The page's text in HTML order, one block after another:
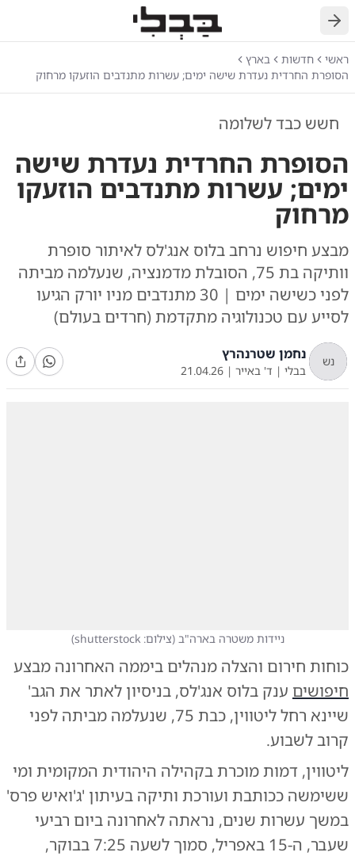
חזרה
ראשי חדשות
בארץ
הסופרת החרדית נעדרת שישה ימים; עשרות מתנדבים הוזעקו מרחוק
חשש כבד לשלומה
הסופרת החרדית נעדרת שישה
ימים; עשרות מתנדבים הוזעקו
מרחוק
מבצע חיפוש נרחב בלוס אנג'לס לאיתור סופרת
וותיקה בת 75, הסובלת מדמנציה, שנעלמה מביתה
לפני כשישה ימים | 30 מתנדבים מניו יורק הגיעו
לסייע עם טכנולוגיה מתקדמת (חרדים בעולם)
נש נחמן שטרנהרץ
בבלי | ד' באייר |
21.04.26
ניידות משטרה בארה"ב (צילום: shutterstock )
כוחות חירום והצלה מנהלים ביממה האחרונה מבצע
חיפושים ענק בלוס אנג'לס, בניסיון לאתר את הגב'
שיינא רחל ליטווין, כבת 75, שנעלמה מביתה לפני
קרוב לשבוע.
ליטווין, דמות מוכרת בקהילה היהודית המקומית ומי
ששימשה ככותבת ועורכת ותיקה בעיתון 'ג'ואיש פרס'
במשך עשרות שנים, נראתה לאחרונה ביום רביעי
שעבר, ה-15 באפריל, סמוך לשעה 7:25 בבוקר,